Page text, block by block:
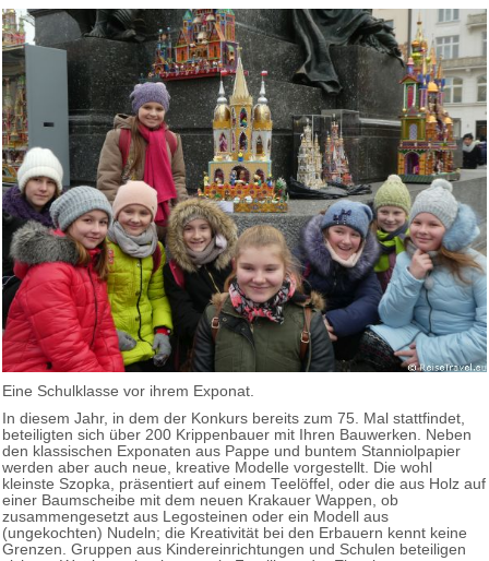
Eine Schulklasse vor ihrem Exponat.
In diesem Jahr, in dem der Konkurs bereits zum 75. Mal stattfindet,
beteiligten sich über 200 Krippenbauer mit Ihren Bauwerken. Neben
den klassischen Exponaten aus Pappe und buntem Stanniolpapier
werden aber auch neue, kreative Modelle vorgestellt. Die wohl
kleinste Szopka, präsentiert auf einem Teelöffel, oder die aus Holz auf
einer Baumscheibe mit dem neuen Krakauer Wappen, ob
zusammengesetzt aus Legosteinen oder ein Modell aus
(ungekochten) Nudeln; die Kreativität bei den Erbauern kennt keine
Grenzen. Gruppen aus Kindereinrichtungen und Schulen beteiligen